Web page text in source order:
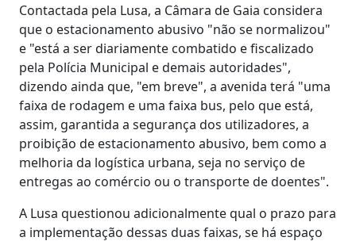
Contactada pela Lusa, a Câmara de Gaia considera
que o estacionamento abusivo "não se normalizou"
e "está a ser diariamente combatido e fiscalizado
pela Polícia Municipal e demais autoridades",
dizendo ainda que, "em breve", a avenida terá "uma
faixa de rodagem e uma faixa bus, pelo que está,
assim, garantida a segurança dos utilizadores, a
proibição de estacionamento abusivo, bem como a
melhoria da logística urbana, seja no serviço de
entregas ao comércio ou o transporte de doentes".
A Lusa questionou adicionalmente qual o prazo para
a implementação dessas duas faixas, se há espaço